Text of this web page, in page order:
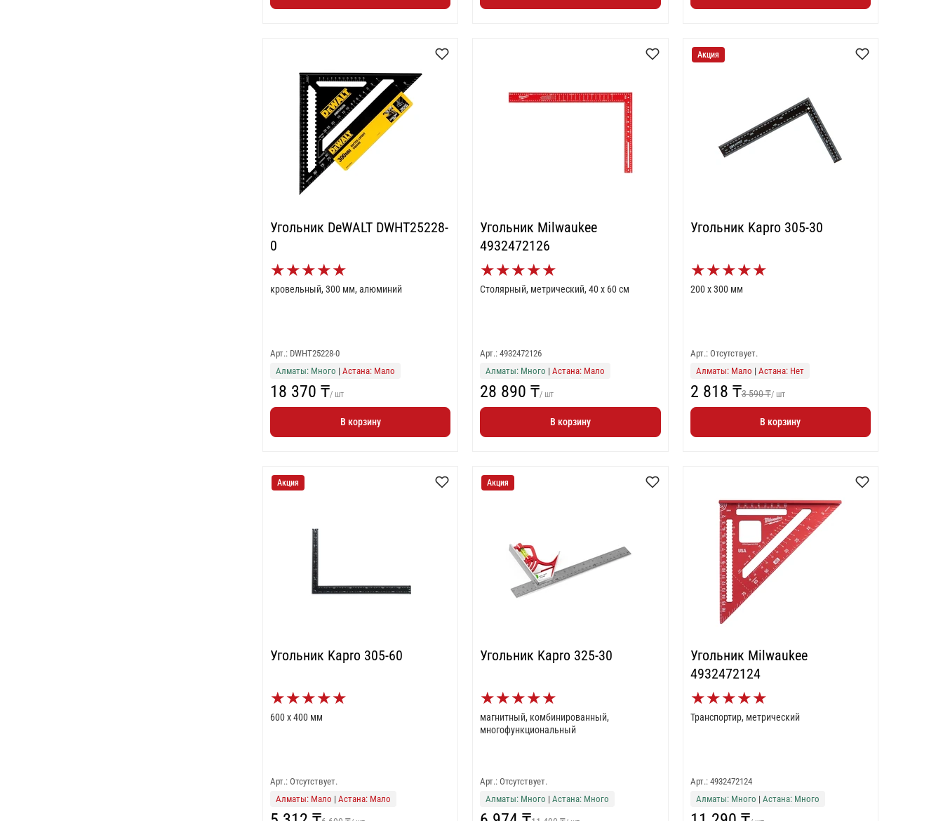
Угольник DeWALT DWHT25228-
0
★★★★★
кровельный, 300 мм, алюминий
Арт.: DWHT25228-0
Алматы: Много | Астана: Мало
18 370 ₸/ шт
В корзину
Угольник Milwaukee
4932472126
★★★★★
Столярный, метрический, 40 x 60 см
Арт.: 4932472126
Алматы: Много |Астана: Мало
28 890 ₸/ шт
В корзину
Акция
Угольник Kapro 305-30
★★★★★
200 х 300 мм
Арт.: Отсутствует.
Алматы: Мало | Астана: Нет
2 818 ₸3 590 ₸/ шт
В корзину
Акция
Угольник Kapro 305-60
★★★★★
600 х 400 мм
Арт.: Отсутствует.
Алматы: Мало | Астана: Мало
Акция
Угольник Kapro 325-30
★★★★★
магнитный, комбинированный,
многофункциональный
Арт.: Отсутствует.
Алматы: Много |Астана: Много
Угольник Milwaukee
4932472124
★★★★★
Транспортир, метрический
Арт.: 4932472124
Алматы: Много | Астана: Много